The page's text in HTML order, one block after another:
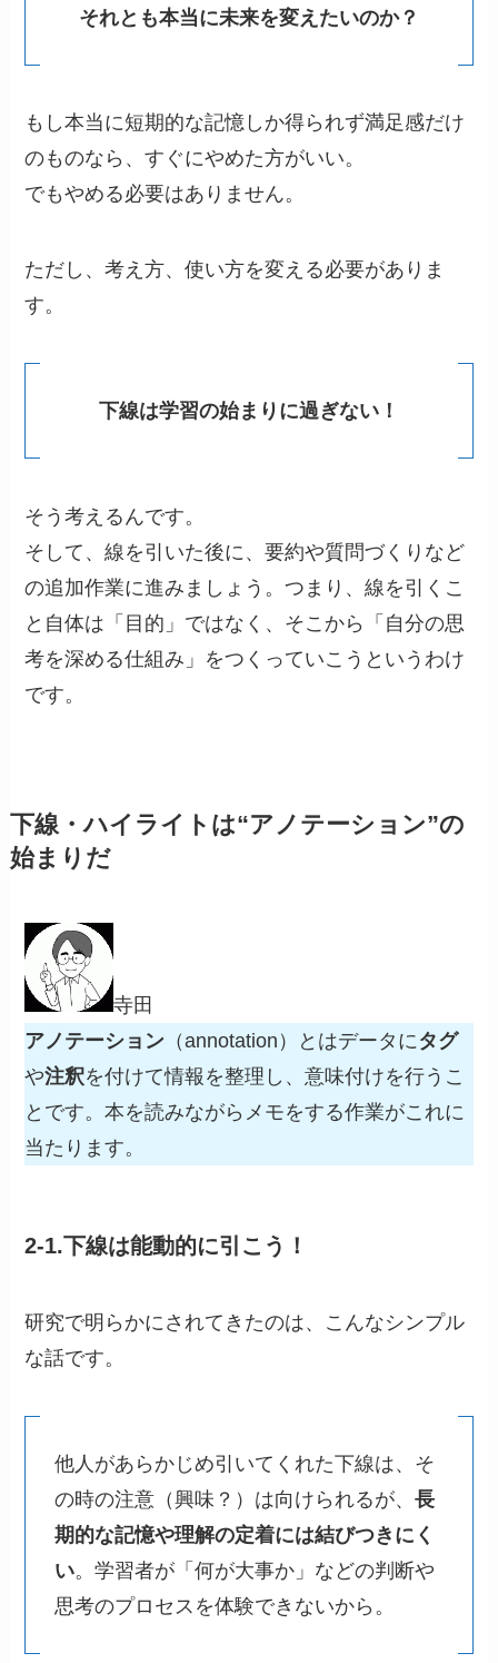
それとも本当に未来を変えたいのか？
もし本当に短期的な記憶しか得られず満足感だけ
のものなら、すぐにやめた方がいい。
でもやめる必要はありません。
ただし、考え方、使い方を変える必要がありま
す。
下線は学習の始まりに過ぎない！
そう考えるんです。
そして、線を引いた後に、要約や質問づくりなど
の追加作業に進みましょう。つまり、線を引くこ
と自体は「目的」ではなく、そこから「自分の思
考を深める仕組み」をつくっていこうというわけ
です。
下線・ハイライトは“アノテーション”の
始まりだ
寺田
アノテーション （annotation）とはデータに タグ
や注釈を付けて情報を整理し、意味付けを行うこ
とです。本を読みながらメモをする作業がこれに
当たります。
2-1.下線は能動的に引こう！
研究で明らかにされてきたのは、こんなシンプル
な話です。
他人があらかじめ引いてくれた下線は、そ
の時の注意（興味？）は向けられるが、長
期的な記憶や理解の定着には結びつきにく
い。学習者が「何が大事か」などの判断や
思考のプロセスを体験できないから。